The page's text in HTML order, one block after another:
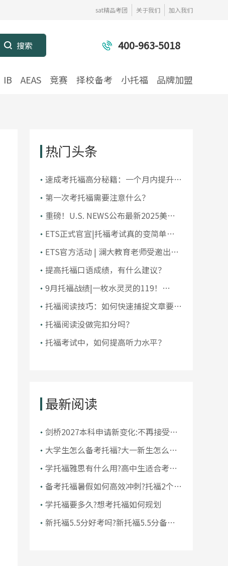
sat精品考团 关于我们 加入我们
400-963-5018
IB AEAS 竞赛 择校备考 小托福 品牌加盟
热门头条
​速成考托福高分秘籍：一个月内提升你
的托福成绩
第一次考托福需要注意什么？
重磅！U.S. NEWS公布最新2025美国
大学排名！前10大洗牌，纽大重回
TOP30！
ETS正式官宣|托福考试真的变简单了
吗？
ETS官方活动 | 澜大教育老师受邀出席
ETS托福教师研讨会
提高托福口语成绩，有什么建议？
9月托福战绩|一枚水灵灵的119！
105+超50人，全员均分破百！
托福阅读技巧：如何快速捕捉文章要
点？
托福阅读没做完扣分吗？
托福考试中，如何提高听力水平？
最新阅读
剑桥2027本科申请新变化:不再接受托
福!?申请者该如何应对?
大学生怎么备考托福?大一新生怎么准
备托福考试
学托福雅思有什么用?高中生适合考托
福或雅思吗
备考托福暑假如何高效冲刺?托福2个月
备考计划
学托福要多久?想考托福如何规划
新托福5.5分好考吗?新托福5.5分备考